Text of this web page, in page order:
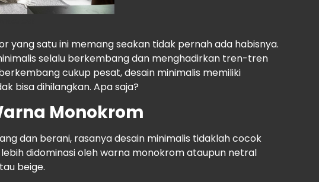
yang satu ini memang seakan tidak pernah ada habisnya.
selalu berkembang dan menghadirkan tren-tren
cukup pesat, desain minimalis memiliki
bisa dihilangkan. Apa saja?
Monokrom
dan berani, rasanya desain minimalis tidaklah cocok
lebih didominasi oleh warna monokrom ataupun netral
beige.